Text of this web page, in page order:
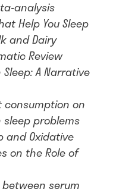
analysis
Help You Sleep
and Dairy
Review
A Narrative
on
problems
and Oxidative
on the Role of
serum